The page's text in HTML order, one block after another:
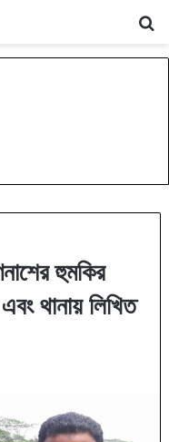
হুমকির
থানায় লিখিত